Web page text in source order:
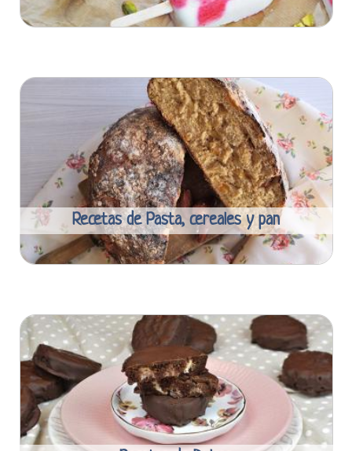
Recetas de Pasta, cereales y pan